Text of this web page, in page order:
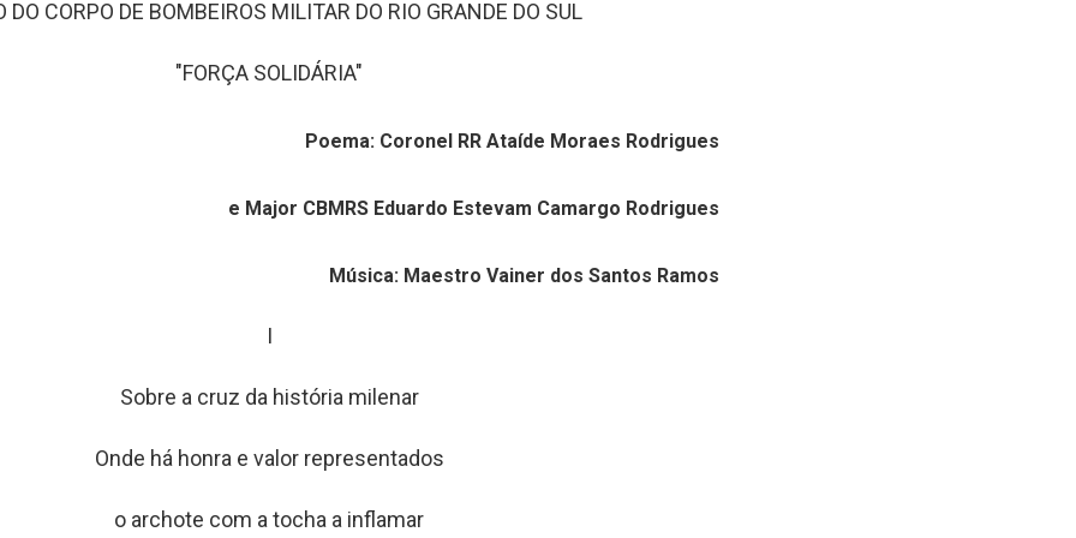
DO CORPO DE BOMBEIROS MILITAR DO RIO GRANDE DO SUL
"FORÇA SOLIDÁRIA"
Poema: Coronel RR Ataíde Moraes Rodrigues
e Major CBMRS Eduardo Estevam Camargo Rodrigues
Música: Maestro Vainer dos Santos Ramos
I
Sobre a cruz da história milenar
Onde há honra e valor representados
o archote com a tocha a inflamar